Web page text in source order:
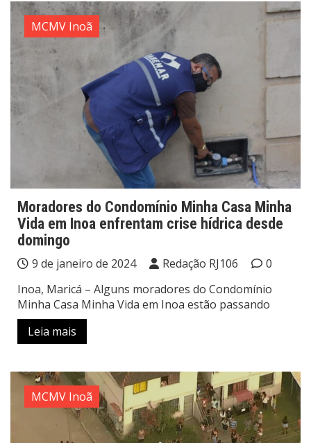
MCMV Inoã
Moradores do Condomínio Minha Casa Minha
Vida em Inoa enfrentam crise hídrica desde
domingo
9 de janeiro de 2024 Redação RJ106
0
Inoa, Maricá – Alguns moradores do Condomínio
Minha Casa Minha Vida em Inoa estão passando
Leia mais
MCMV Inoã